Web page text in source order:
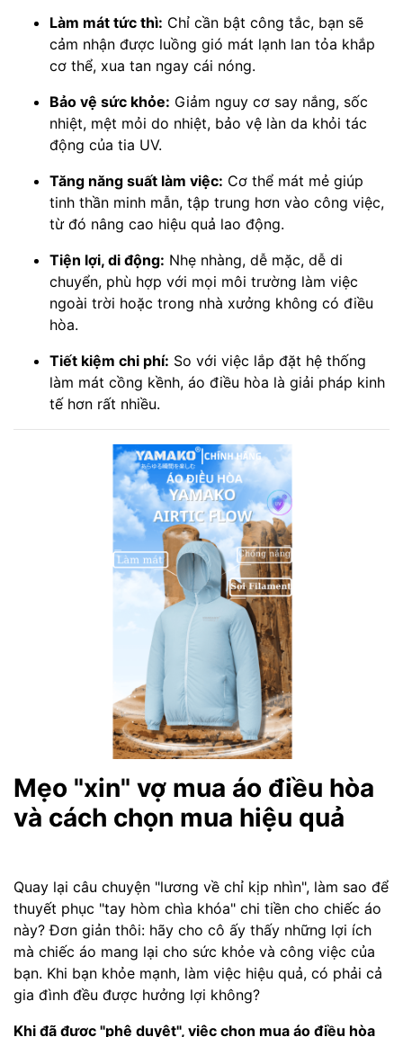
Làm mát tức thì: Chỉ cần bật công tắc, bạn sẽ
cảm nhận được luồng gió mát lạnh lan tỏa khắp
cơ thể, xua tan ngay cái nóng.
Bảo vệ sức khỏe: Giảm nguy cơ say nắng, sốc
nhiệt, mệt mỏi do nhiệt, bảo vệ làn da khỏi tác
động của tia UV.
Tăng năng suất làm việc: Cơ thể mát mẻ giúp
tinh thần minh mẫn, tập trung hơn vào công việc,
từ đó nâng cao hiệu quả lao động.
Tiện lợi, di động: Nhẹ nhàng, dễ mặc, dễ di
chuyển, phù hợp với mọi môi trường làm việc
ngoài trời hoặc trong nhà xưởng không có điều
hòa.
Tiết kiệm chi phí: So với việc lắp đặt hệ thống
làm mát cồng kềnh, áo điều hòa là giải pháp kinh
tế hơn rất nhiều.
Mẹo "xin" vợ mua áo điều hòa
và cách chọn mua hiệu quả
Quay lại câu chuyện "lương về chỉ kịp nhìn", làm sao để
thuyết phục "tay hòm chìa khóa" chi tiền cho chiếc áo
này? Đơn giản thôi: hãy cho cô ấy thấy những lợi ích
mà chiếc áo mang lại cho sức khỏe và công việc của
bạn. Khi bạn khỏe mạnh, làm việc hiệu quả, có phải cả
gia đình đều được hưởng lợi không?
Khi đã được "phê duyệt", việc chọn mua áo điều hòa